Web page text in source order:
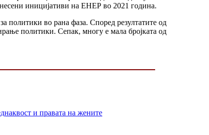
иницијативи на ЕНЕР во 2021 година.
политики во рана фаза. Според резултатите од
политики. Сепак, многу е мала бројката од
и правата на жените